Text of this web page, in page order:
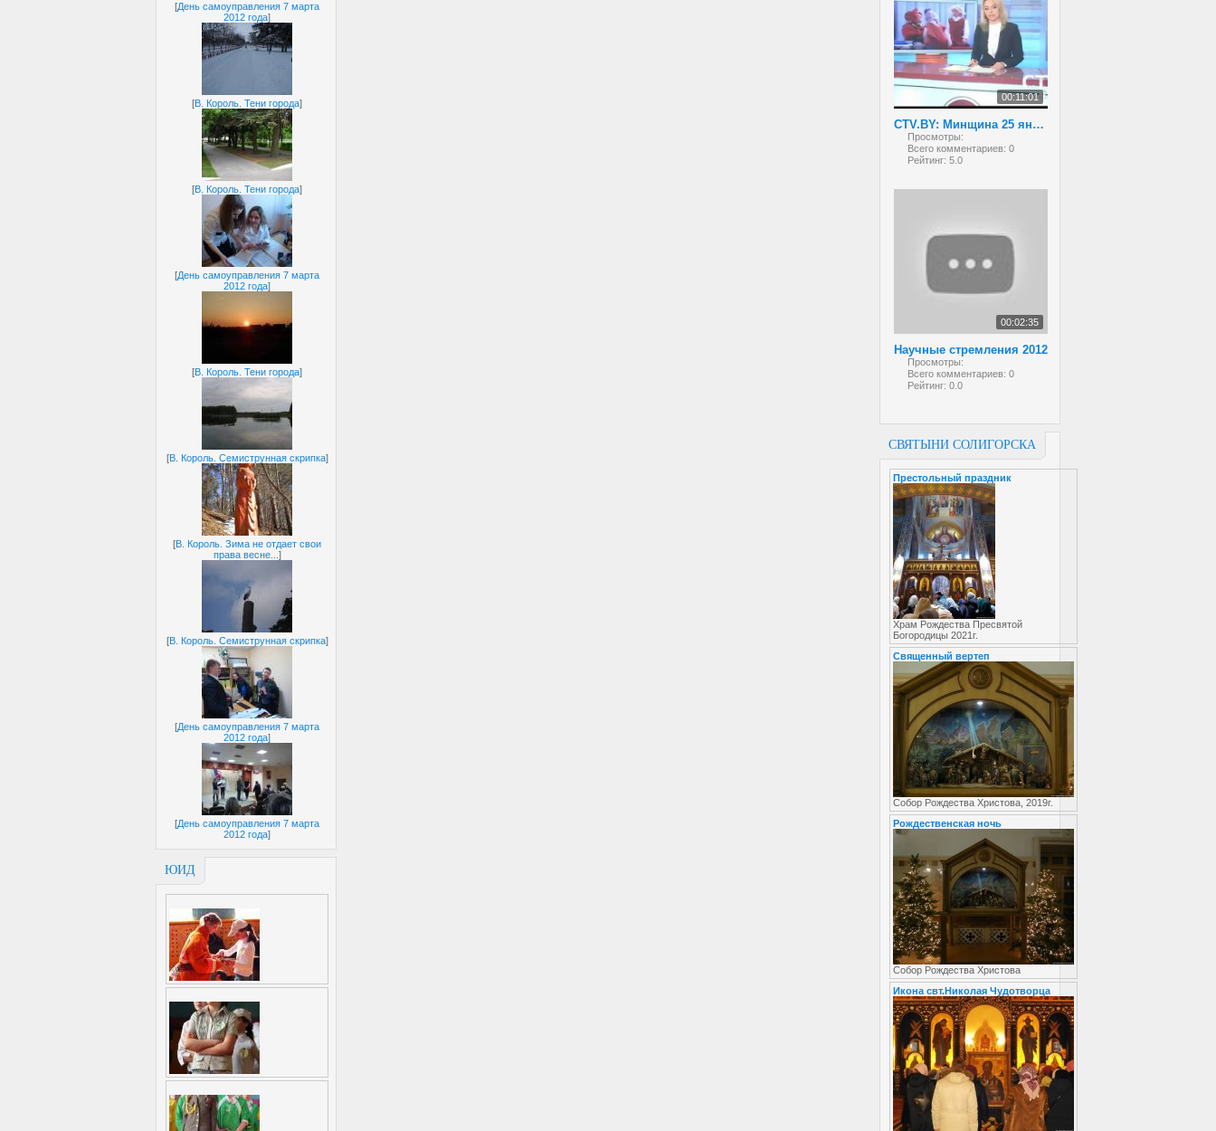
[День самоуправления 7 марта
2012 года]
[В. Король. Тени города]
[В. Король. Тени города]
[День самоуправления 7 марта
2012 года]
[В. Король. Тени города]
[В. Король. Семиструнная скрипка]
[В. Король. Зима не отдает свои
права весне... ]
[В. Король. Семиструнная скрипка]
[День самоуправления 7 марта
2012 года]
[День самоуправления 7 марта
2012 года]
ЮИД
00:11:01
CTV.BY: Минщина 25 января 2013
Просмотры:
Всего комментариев: 0
Рейтинг: 5.0
00:02:35
Научные стремления 2012
Просмотры:
Всего комментариев: 0
Рейтинг: 0.0
СВЯТЫНИ СОЛИГОРСКА
Престольный праздник
Храм Рождества Пресвятой
Богородицы 2021г.
Священный вертеп
Собор Рождества Христова, 2019г.
Рождественская ночь
Собор Рождества Христова
Икона свт.Николая Чудотворца